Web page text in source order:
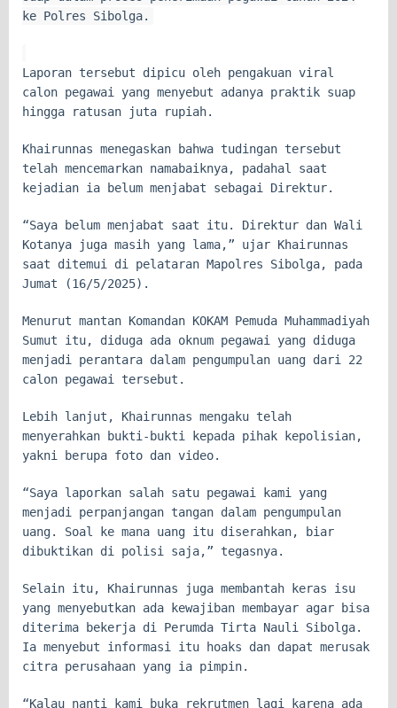
ke Polres Sibolga.
Laporan tersebut dipicu oleh pengakuan viral
calon pegawai yang menyebut adanya praktik suap
hingga ratusan juta rupiah.
Khairunnas menegaskan bahwa tudingan tersebut
telah mencemarkan namabaiknya, padahal saat
kejadian ia belum menjabat sebagai Direktur.
“Saya belum menjabat saat itu. Direktur dan Wali
Kotanya juga masih yang lama,” ujar Khairunnas
saat ditemui di pelataran Mapolres Sibolga, pada
Jumat (16/5/2025).
Menurut mantan Komandan KOKAM Pemuda Muhammadiyah
Sumut itu, diduga ada oknum pegawai yang diduga
menjadi perantara dalam pengumpulan uang dari 22
calon pegawai tersebut.
Lebih lanjut, Khairunnas mengaku telah
menyerahkan bukti-bukti kepada pihak kepolisian,
yakni berupa foto dan video.
“Saya laporkan salah satu pegawai kami yang
menjadi perpanjangan tangan dalam pengumpulan
uang. Soal ke mana uang itu diserahkan, biar
dibuktikan di polisi saja,” tegasnya.
Selain itu, Khairunnas juga membantah keras isu
yang menyebutkan ada kewajiban membayar agar bisa
diterima bekerja di Perumda Tirta Nauli Sibolga.
Ia menyebut informasi itu hoaks dan dapat merusak
citra perusahaan yang ia pimpin.
“Kalau nanti kami buka rekrutmen lagi karena ada